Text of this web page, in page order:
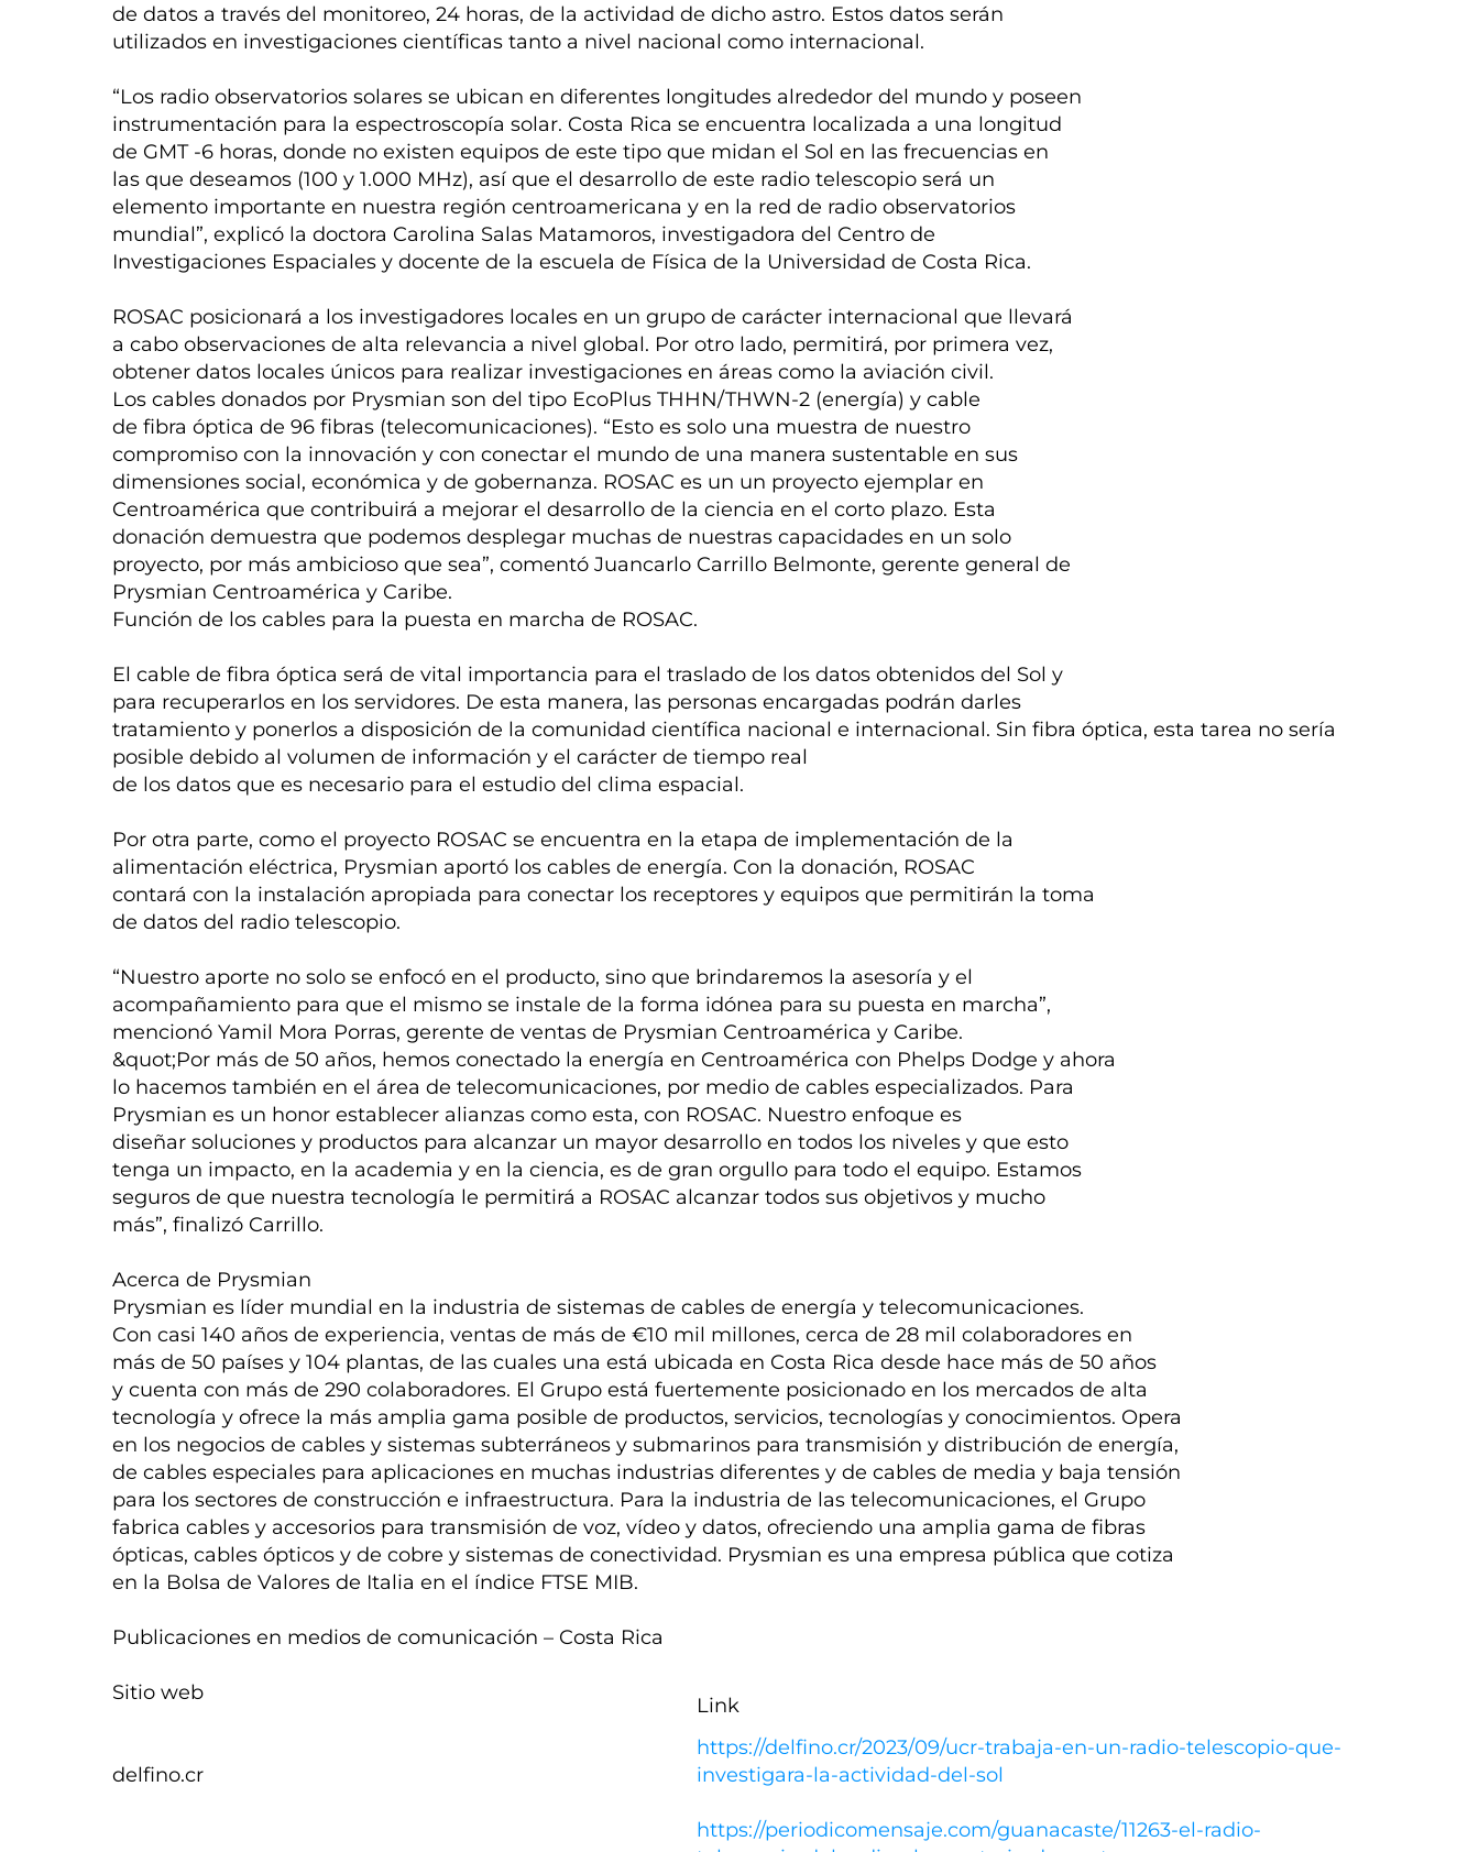
de datos a través del monitoreo, 24 horas, de la actividad de dicho astro. Estos datos serán
utilizados en investigaciones científicas tanto a nivel nacional como internacional.
“Los radio observatorios solares se ubican en diferentes longitudes alrededor del mundo y poseen
instrumentación para la espectroscopía solar. Costa Rica se encuentra localizada a una longitud
de GMT -6 horas, donde no existen equipos de este tipo que midan el Sol en las frecuencias en
las que deseamos (100 y 1.000 MHz), así que el desarrollo de este radio telescopio será un
elemento importante en nuestra región centroamericana y en la red de radio observatorios
mundial”, explicó la doctora Carolina Salas Matamoros, investigadora del Centro de
Investigaciones Espaciales y docente de la escuela de Física de la Universidad de Costa Rica.
ROSAC posicionará a los investigadores locales en un grupo de carácter internacional que llevará
a cabo observaciones de alta relevancia a nivel global. Por otro lado, permitirá, por primera vez,
obtener datos locales únicos para realizar investigaciones en áreas como la aviación civil.
Los cables donados por Prysmian son del tipo EcoPlus THHN/THWN-2 (energía) y cable
de fibra óptica de 96 fibras (telecomunicaciones). “Esto es solo una muestra de nuestro
compromiso con la innovación y con conectar el mundo de una manera sustentable en sus
dimensiones social, económica y de gobernanza. ROSAC es un un proyecto ejemplar en
Centroamérica que contribuirá a mejorar el desarrollo de la ciencia en el corto plazo. Esta
donación demuestra que podemos desplegar muchas de nuestras capacidades en un solo
proyecto, por más ambicioso que sea”, comentó Juancarlo Carrillo Belmonte, gerente general de
Prysmian Centroamérica y Caribe.
Función de los cables para la puesta en marcha de ROSAC.
El cable de fibra óptica será de vital importancia para el traslado de los datos obtenidos del Sol y
para recuperarlos en los servidores. De esta manera, las personas encargadas podrán darles
tratamiento y ponerlos a disposición de la comunidad científica nacional e internacional. Sin fibra óptica, esta tarea no sería
posible debido al volumen de información y el carácter de tiempo real
de los datos que es necesario para el estudio del clima espacial.
Por otra parte, como el proyecto ROSAC se encuentra en la etapa de implementación de la
alimentación eléctrica, Prysmian aportó los cables de energía. Con la donación, ROSAC
contará con la instalación apropiada para conectar los receptores y equipos que permitirán la toma
de datos del radio telescopio.
“Nuestro aporte no solo se enfocó en el producto, sino que brindaremos la asesoría y el
acompañamiento para que el mismo se instale de la forma idónea para su puesta en marcha”,
mencionó Yamil Mora Porras, gerente de ventas de Prysmian Centroamérica y Caribe.
&quot;Por más de 50 años, hemos conectado la energía en Centroamérica con Phelps Dodge y ahora
lo hacemos también en el área de telecomunicaciones, por medio de cables especializados. Para
Prysmian es un honor establecer alianzas como esta, con ROSAC. Nuestro enfoque es
diseñar soluciones y productos para alcanzar un mayor desarrollo en todos los niveles y que esto
tenga un impacto, en la academia y en la ciencia, es de gran orgullo para todo el equipo. Estamos
seguros de que nuestra tecnología le permitirá a ROSAC alcanzar todos sus objetivos y mucho
más”, finalizó Carrillo.
Acerca de Prysmian
Prysmian es líder mundial en la industria de sistemas de cables de energía y telecomunicaciones.
Con casi 140 años de experiencia, ventas de más de €10 mil millones, cerca de 28 mil colaboradores en
más de 50 países y 104 plantas, de las cuales una está ubicada en Costa Rica desde hace más de 50 años
y cuenta con más de 290 colaboradores. El Grupo está fuertemente posicionado en los mercados de alta
tecnología y ofrece la más amplia gama posible de productos, servicios, tecnologías y conocimientos. Opera
en los negocios de cables y sistemas subterráneos y submarinos para transmisión y distribución de energía,
de cables especiales para aplicaciones en muchas industrias diferentes y de cables de media y baja tensión
para los sectores de construcción e infraestructura. Para la industria de las telecomunicaciones, el Grupo
fabrica cables y accesorios para transmisión de voz, vídeo y datos, ofreciendo una amplia gama de fibras
ópticas, cables ópticos y de cobre y sistemas de conectividad. Prysmian es una empresa pública que cotiza
en la Bolsa de Valores de Italia en el índice FTSE MIB.
Publicaciones en medios de comunicación – Costa Rica
Sitio web
Link
delfino.cr
https://delfino.cr/2023/09/ucr-trabaja-en-un-radio-telescopio-que-
investigara-la-actividad-del-sol
https://periodicomensaje.com/guanacaste/11263-el-radio-